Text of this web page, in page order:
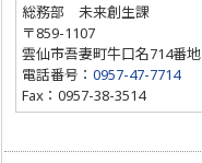
総務部 未来創生課
〒859-1107
雲仙市吾妻町牛口名714番地
電話番号：0957-47-7714
Fax：0957-38-3514